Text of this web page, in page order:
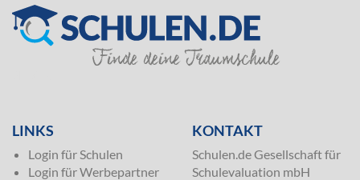
LINKS
Login für Schulen
Login für Werbepartner
KONTAKT
Schulen.de Gesellschaft für
Schulevaluation mbH